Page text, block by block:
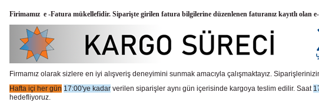
Firimamız e -Fatura mükellefidir. Siparişte girilen fatura bilgilerine düzenlenen faturanız kayıtlı olan
Firmamız olarak sizlere en iyi alışveriş deneyimini sunmak amacıyla çalışmaktayız.
Hafta içi her gün 17:00'ye kadar verilen siparişler aynı gün içerisinde kargoya teslim edilir. Saat
hedefliyoruz.